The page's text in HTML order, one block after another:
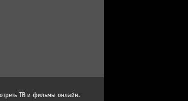
ТВ и фильмы онлайн.